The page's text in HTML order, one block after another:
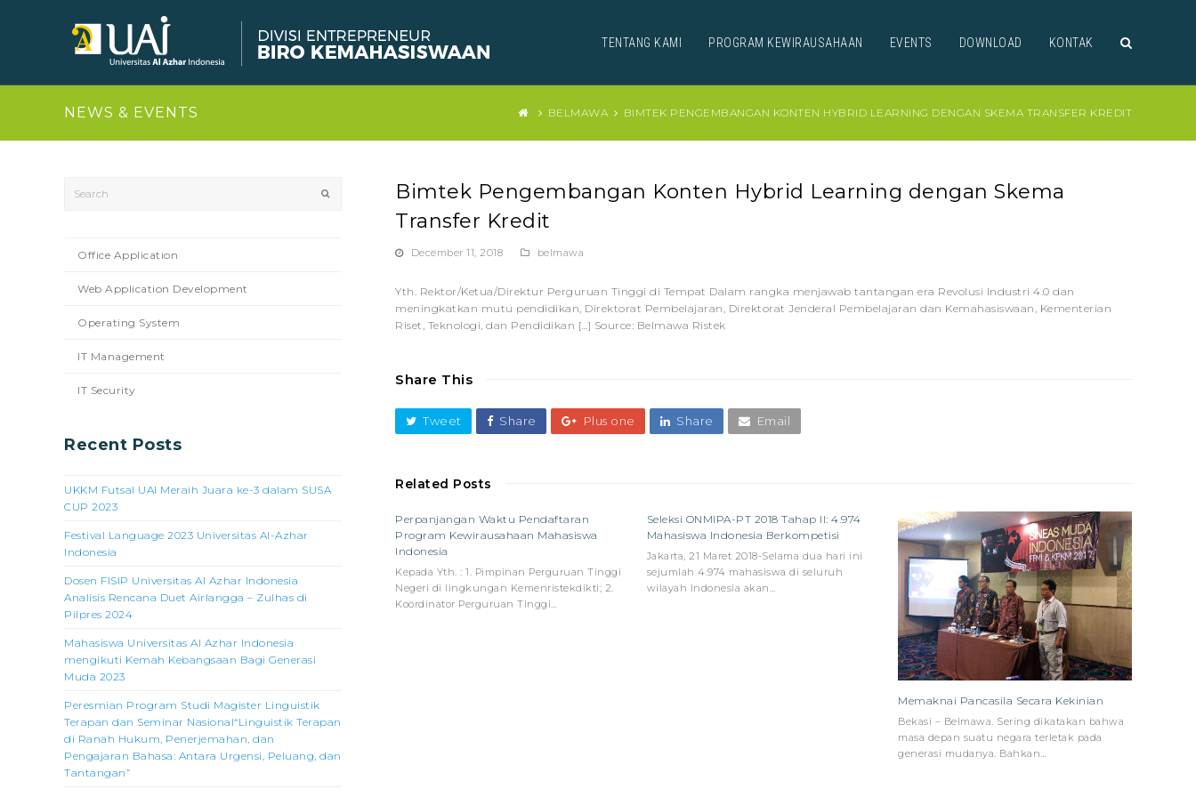
TENTANG KAMI PROGRAM KEWIRAUSAHAAN EVENTS DOWNLOAD KONTAK
NEWS & EVENTS BELMAWA BIMTEK PENGEMBANGAN KONTEN HYBRID LEARNING DENGAN SKEMA TRANSFER KREDIT
Bimtek Pengembangan Konten Hybrid Learning dengan Skema
Transfer Kredit
December 11, 2018 belmawa
Yth. Rektor/Ketua/Direktur Perguruan Tinggi di Tempat Dalam rangka menjawab tantangan era Revolusi Industri 4.0 dan
meningkatkan mutu pendidikan, Direktorat Pembelajaran, Direktorat Jenderal Pembelajaran dan Kemahasiswaan, Kementerian
Riset, Teknologi, dan Pendidikan […] Source: Belmawa Ristek
Share This
Tweet Share Plus one Share Email
Related Posts
Perpanjangan Waktu Pendaftaran
Program Kewirausahaan Mahasiswa
Indonesia
Kepada Yth. : 1. Pimpinan Perguruan Tinggi
Negeri di lingkungan Kemenristekdikti; 2.
Koordinator Perguruan Tinggi…
Seleksi ONMIPA-PT 2018 Tahap II: 4.974
Mahasiswa Indonesia Berkompetisi
Jakarta, 21 Maret 2018-Selama dua hari ini
sejumlah 4.974 mahasiswa di seluruh
wilayah Indonesia akan…
Memaknai Pancasila Secara Kekinian
Bekasi – Belmawa. Sering dikatakan bahwa
masa depan suatu negara terletak pada
generasi mudanya. Bahkan…
Office Application
Web Application Development
Operating System
IT Management
IT Security
Recent Posts
UKKM Futsal UAI Meraih Juara ke-3 dalam SUSA
CUP 2023
Festival Language 2023 Universitas Al-Azhar
Indonesia
Dosen FISIP Universitas Al Azhar Indonesia
Analisis Rencana Duet Airlangga – Zulhas di
Pilpres 2024
Mahasiswa Universitas Al Azhar Indonesia
mengikuti Kemah Kebangsaan Bagi Generasi
Muda 2023
Peresmian Program Studi Magister Linguistik
Terapan dan Seminar Nasional“Linguistik Terapan
di Ranah Hukum, Penerjemahan, dan
Pengajaran Bahasa: Antara Urgensi, Peluang, dan
Tantangan”